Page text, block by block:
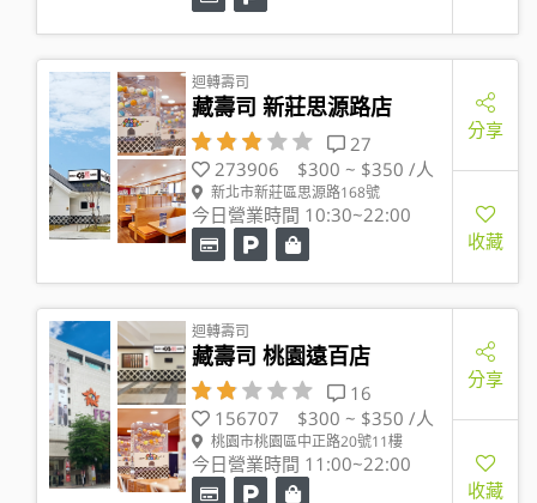
迴轉壽司
藏壽司 新莊思源路店
27
273906
$300 ~ $350 /人
新北市新莊區思源路168號
今日營業時間 10:30~22:00
分享
收藏
迴轉壽司
藏壽司 桃園遠百店
16
156707
$300 ~ $350 /人
桃園市桃園區中正路20號11樓
今日營業時間 11:00~22:00
分享
收藏